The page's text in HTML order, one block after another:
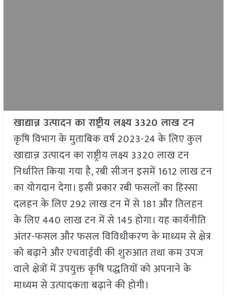
खाद्यान्न उत्पादन का राष्ट्रीय लक्ष्य 3320लाख टन
कृषि विभाग के मुताबिक वर्ष 2023-24 के लिए कुल
खाद्यान्न उत्पादन का राष्ट्रीय लक्ष्य 3320 लाख टन
निर्धारित किया गया है, रबी सीजन इसमें 1612 लाख टन
का योगदान देगा। इसी प्रकार रबी फसलों का हिस्सा
दलहन के लिए 292 लाख टन में से 181 और तिलहन
के लिए 440 लाख टन में से 145 होगा। यह कार्यनीति
अंतर-फसल और फसल विविधीकरण के माध्यम से क्षेत्र
को बढ़ाने और एचवाईवी की शुरुआत तथा कम उपज
वाले क्षेत्रों में उपयुक्त कृषि पद्धतियों को अपनाने के
माध्यम से उत्पादकता बढ़ाने की होगी।